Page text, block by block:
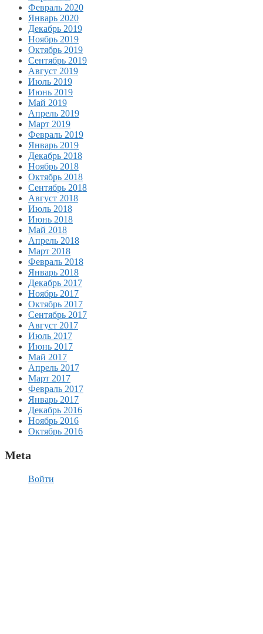
Февраль 2020
Январь 2020
Декабрь 2019
Ноябрь 2019
Октябрь 2019
Сентябрь 2019
Август 2019
Июль 2019
Июнь 2019
Май 2019
Апрель 2019
Март 2019
Февраль 2019
Январь 2019
Декабрь 2018
Ноябрь 2018
Октябрь 2018
Сентябрь 2018
Август 2018
Июль 2018
Июнь 2018
Май 2018
Апрель 2018
Март 2018
Февраль 2018
Январь 2018
Декабрь 2017
Ноябрь 2017
Октябрь 2017
Сентябрь 2017
Август 2017
Июль 2017
Июнь 2017
Май 2017
Апрель 2017
Март 2017
Февраль 2017
Январь 2017
Декабрь 2016
Ноябрь 2016
Октябрь 2016
Meta
Войти